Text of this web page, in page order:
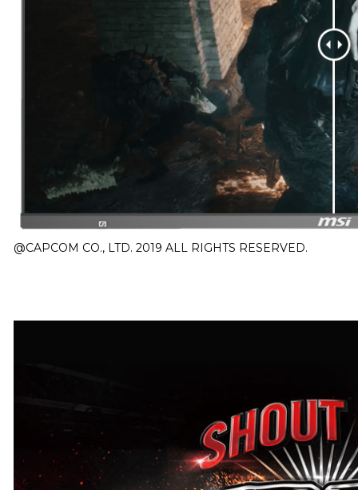
@CAPCOM CO., LTD. 2019 ALL RIGHTS RESERVED.